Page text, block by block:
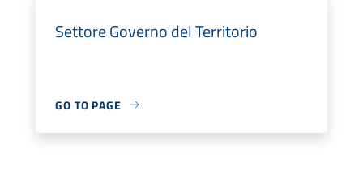
Settore Governo del Territorio
GO TO PAGE